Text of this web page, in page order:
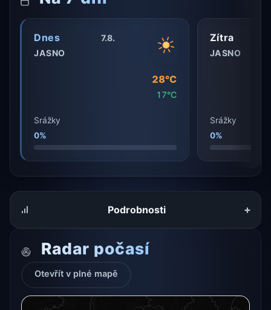
Dnes
7.8.
JASNO
28°C
17°C
Srážky
0%
Zítra
JASNO
Srážky
0%
Podrobnosti +
Radar počasí
Otevřít v plné mapě